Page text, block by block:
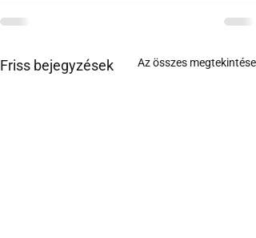
Friss bejegyzések Az összes megtekintése